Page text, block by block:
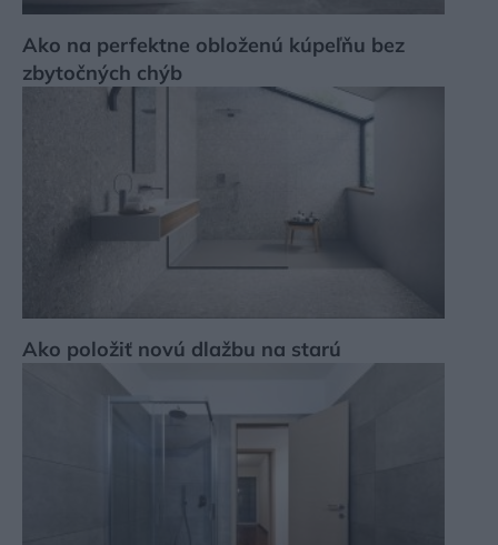
Ako na perfektne obloženú kúpeľňu bez
zbytočných chýb
Ako položiť novú dlažbu na starú